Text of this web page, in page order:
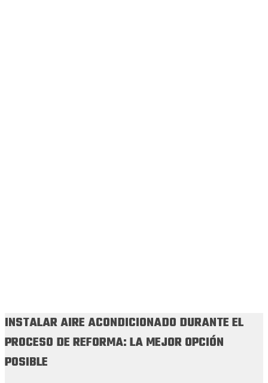
INSTALAR AIRE ACONDICIONADO DURANTE EL
PROCESO DE REFORMA: LA MEJOR OPCIÓN
POSIBLE